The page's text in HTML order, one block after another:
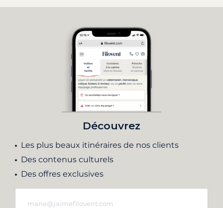
Découvrez
Les plus beaux itinéraires de nos clients
Des contenus culturels
Des offres exclusives